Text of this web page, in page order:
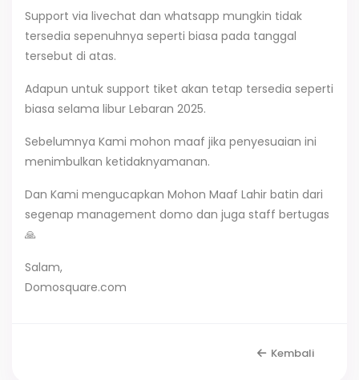
Support via livechat dan whatsapp mungkin tidak
tersedia sepenuhnya seperti biasa pada tanggal
tersebut di atas.
Adapun untuk support tiket akan tetap tersedia seperti
biasa selama libur Lebaran 2025.
Sebelumnya Kami mohon maaf jika penyesuaian ini
menimbulkan ketidaknyamanan.
Dan Kami mengucapkan Mohon Maaf Lahir batin dari
segenap management domo dan juga staff bertugas
🙏
Salam,
Domosquare.com
Kembali